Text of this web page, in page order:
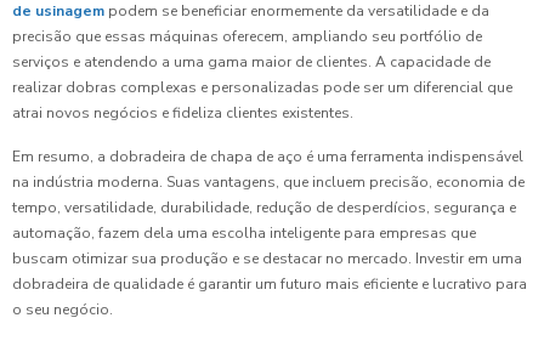
de usinagem podem se beneficiar enormemente da versatilidade e da
precisão que essas máquinas oferecem, ampliando seu portfólio de
serviços e atendendo a uma gama maior de clientes. A capacidade de
realizar dobras complexas e personalizadas pode ser um diferencial que
atrai novos negócios e fideliza clientes existentes.
Em resumo, a dobradeira de chapa de aço é uma ferramenta indispensável
na indústria moderna. Suas vantagens, que incluem precisão, economia de
tempo, versatilidade, durabilidade, redução de desperdícios, segurança e
automação, fazem dela uma escolha inteligente para empresas que
buscam otimizar sua produção e se destacar no mercado. Investir em uma
dobradeira de qualidade é garantir um futuro mais eficiente e lucrativo para
o seu negócio.